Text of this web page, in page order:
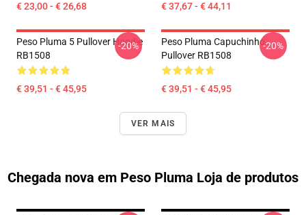
€ 23,00 - € 26,68 € 37,67 - € 44,11
Peso Pluma 5 Pullover Hoodie
RB1508
€ 39,51 - € 45,95
-20%
Peso Pluma Capuchinho
Pullover RB1508
€ 39,51 - € 45,95
-20%
VER MAIS
Chegada nova em Peso Pluma Loja de produtos